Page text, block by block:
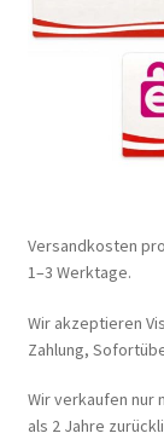
Versandkosten
1–3 Werktage.
Wir akzeptieren
Zahlung,
Wir verkaufen nur
als 2 Jahre